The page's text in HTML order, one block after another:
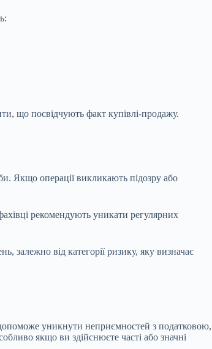
що посвідчують факт купівлі-продажу.
Якщо операції викликають підозру або
рекомендують уникати регулярних
залежно від категорії ризику, яку визначає
уникнути неприємностей з податковою,
якщо ви здійснюєте часті або значні